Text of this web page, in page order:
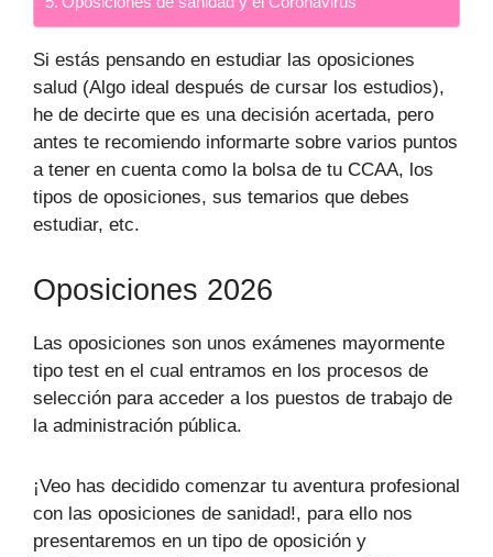
Si estás pensando en estudiar las oposiciones
salud (Algo ideal después de cursar los estudios),
he de decirte que es una decisión acertada, pero
antes te recomiendo informarte sobre varios puntos
a tener en cuenta como la bolsa de tu CCAA, los
tipos de oposiciones, sus temarios que debes
estudiar, etc.
Oposiciones 2026
Las oposiciones son unos exámenes mayormente
tipo test en el cual entramos en los procesos de
selección para acceder a los puestos de trabajo de
la administración pública.
¡Veo has decidido comenzar tu aventura profesional
con las oposiciones de sanidad!, para ello nos
presentaremos en un tipo de oposición y